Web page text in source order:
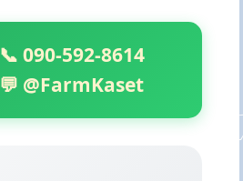
📞 090-592-8614
💬 @FarmKaset